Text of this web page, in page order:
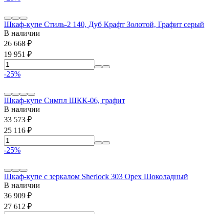
Шкаф-купе Стиль-2 140, Дуб Крафт Золотой, Графит серый
В наличии
26 668 ₽
19 951 ₽
-25%
Шкаф-купе Симпл ШКК-06, графит
В наличии
33 573 ₽
25 116 ₽
-25%
Шкаф-купе с зеркалом Sherlock 303 Орех Шоколадный
В наличии
36 909 ₽
27 612 ₽